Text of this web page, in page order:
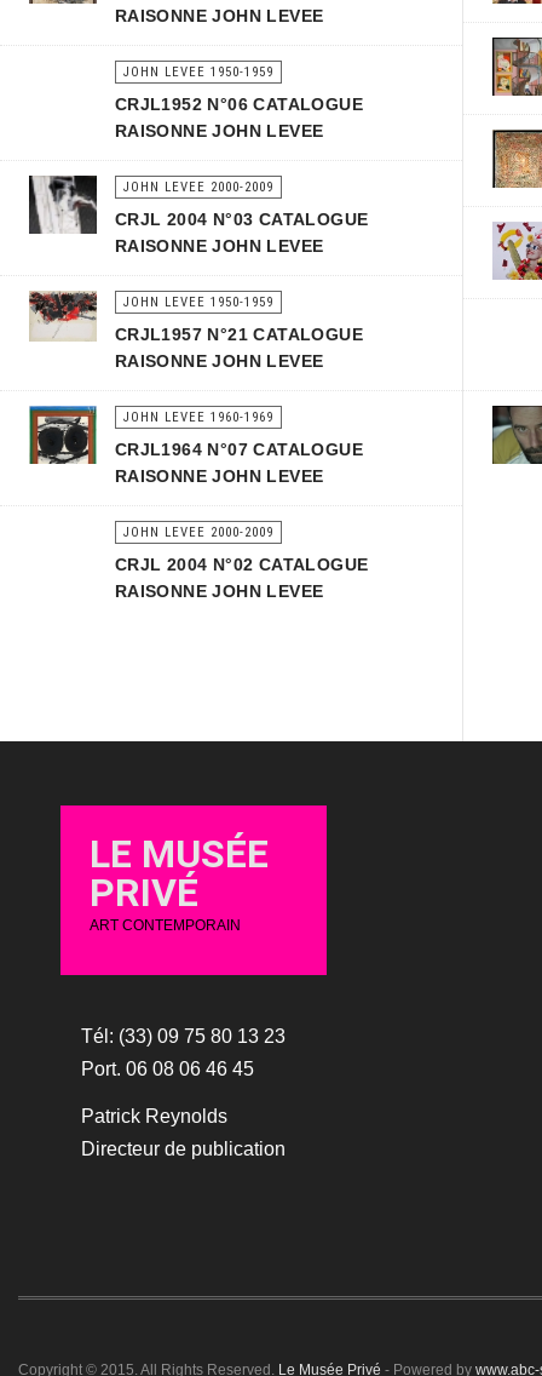
RAISONNE JOHN LEVEE
JOHN LEVEE 1950-1959
CRJL1952 N°06 CATALOGUE
RAISONNE JOHN LEVEE
JOHN LEVEE 2000-2009
CRJL 2004 N°03 CATALOGUE
RAISONNE JOHN LEVEE
JOHN LEVEE 1950-1959
CRJL1957 N°21 CATALOGUE
RAISONNE JOHN LEVEE
JOHN LEVEE 1960-1969
CRJL1964 N°07 CATALOGUE
RAISONNE JOHN LEVEE
JOHN LEVEE 2000-2009
CRJL 2004 N°02 CATALOGUE
RAISONNE JOHN LEVEE
LE MUSÉE
PRIVÉ
ART CONTEMPORAIN
Tél: (33) 09 75 80 13 23
Port. 06 08 06 46 45
Patrick Reynolds
Directeur de publication
Copyright © 2015. All Rights Reserved. Le Musée Privé - Powered by